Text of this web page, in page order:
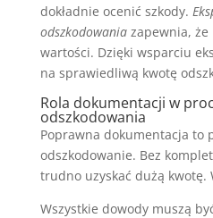
dokładnie ocenić szkody.
odszkodowaniazapewnia, że
wartości. Dzięki wsparciu
na sprawiedliwą kwotę
Rola dokumentacji w
odszkodowania
Poprawna dokumentacja to
odszkodowanie. Bez
trudno uzyskać dużą kwotę.
Wszystkie dowody muszą